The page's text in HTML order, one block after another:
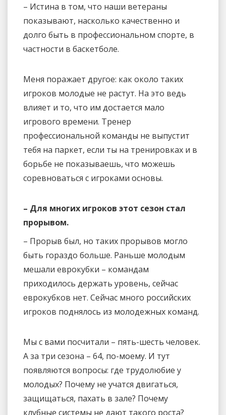
– Истина в том, что наши ветераны
показывают, насколько качественно и
долго быть в профессиональном спорте, в
частности в баскетболе.
Меня поражает другое: как около таких
игроков молодые не растут. На это ведь
влияет и то, что им достается мало
игрового времени. Тренер
профессиональной команды не выпустит
тебя на паркет, если ты на тренировках и в
борьбе не показываешь, что можешь
соревноваться с игроками основы.
– Для многих игроков этот сезон стал
прорывом.
– Прорыв был, но таких прорывов могло
быть гораздо больше. Раньше молодым
мешали еврокубки – командам
приходилось держать уровень, сейчас
еврокубков нет. Сейчас много российских
игроков поднялось из молодежных команд.
Мы с вами посчитали – пять-шесть человек.
А за три сезона – 64, по-моему. И тут
появляются вопросы: где трудолюбие у
молодых? Почему не учатся двигаться,
защищаться, пахать в зале? Почему
клубные системы не дают такого роста?